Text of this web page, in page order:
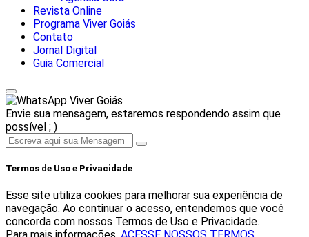
Revista Online
Programa Viver Goiás
Contato
Jornal Digital
Guia Comercial
Viver Goiás
Envie sua mensagem, estaremos respondendo assim que
possível ; )
Termos de Uso e Privacidade
Esse site utiliza cookies para melhorar sua experiência de
navegação. Ao continuar o acesso, entendemos que você
concorda com nossos Termos de Uso e Privacidade.